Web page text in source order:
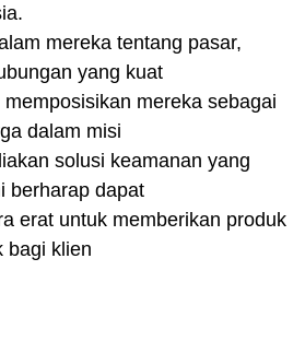
mereka tentang pasar,
yang kuat
mereka sebagai
dalam misi
solusi keamanan yang
berharap dapat
erat untuk memberikan produk
bagi klien